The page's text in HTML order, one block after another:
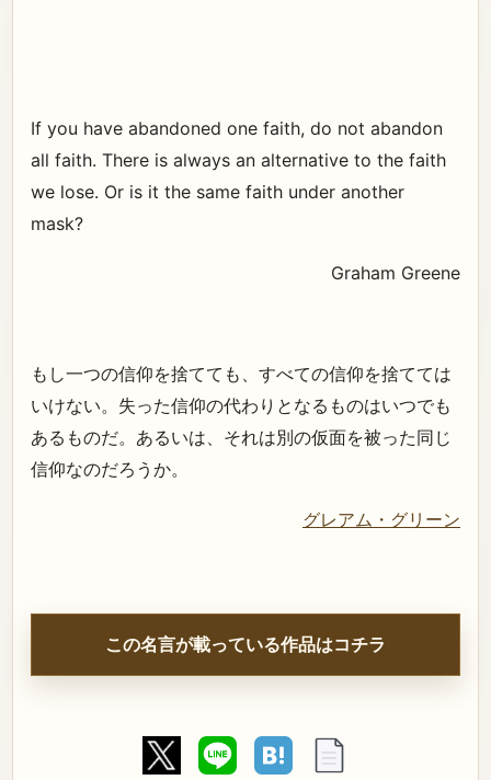
If you have abandoned one faith, do not abandon
all faith. There is always an alternative to the faith
we lose. Or is it the same faith under another
mask?
Graham Greene
もし一つの信仰を捨てても、すべての信仰を捨てては
いけない。失った信仰の代わりとなるものはいつでも
あるものだ。あるいは、それは別の仮面を被った同じ
信仰なのだろうか。
グレアム・グリーン
この名言が載っている作品はコチラ